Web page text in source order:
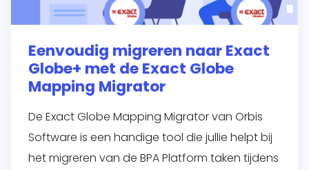
Eenvoudig migreren naar Exact
Globe+ met de Exact Globe
Mapping Migrator
De Exact Globe Mapping Migrator van Orbis
Software is een handige tool die jullie helpt bij
het migreren van de BPA Platform taken tijdens